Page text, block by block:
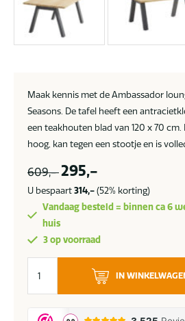
Maak kennis met de Ambassador
Seasons. De tafel heeft een
een teakhouten blad van 120 x 70 cm.
hoog, kan tegen een stootje en is
609,- 295,-
U bespaart314,-(52% korting)
Vandaag besteld = binnen ca 6
huis
3 op voorraad
4
Seasons
IN